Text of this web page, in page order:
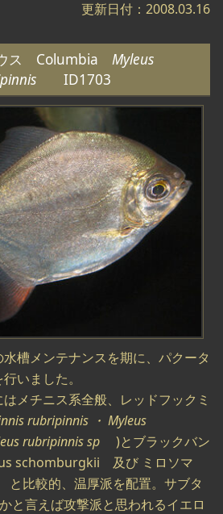
更新日付：2008.03.16
ウス Columbia Myleus
ID1703
槽メンテナンスを期に、パクータ
いました。
メチニス系全般、レッドフックミ
rubripinnis ・ Myleus
rubripinnis sp )とブラックバン
schomburgkii 及び ミロソマ
比較的、温厚派を配置。サブタ
と言えば攻撃派と思われるイエロ